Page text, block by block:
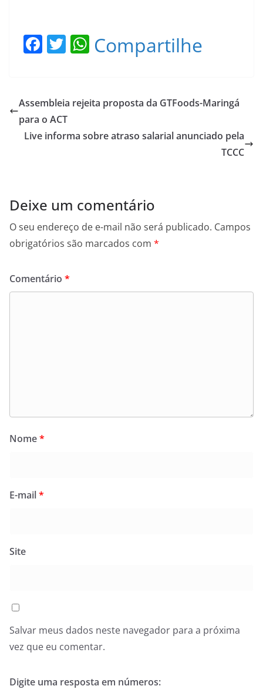
F
e
b
o
T
er
W
s
p
Compartilhe
Assembleia rejeita proposta da GTFoods-Maringá
para o ACT
Live informa sobre atraso salarial anunciado pela
TCCC
Deixe um comentário
O seu endereço de e-mail não será publicado. Campos
obrigatórios são marcados com *
Comentário *
Nome*
E-mail*
Site
Salvar meus dados neste navegador para a próxima
vez que eu comentar.
Digite uma resposta em números: